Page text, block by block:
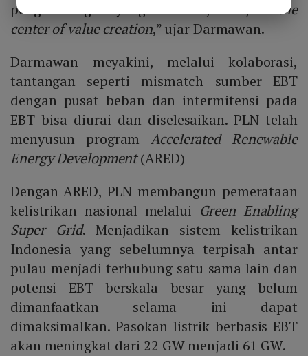
pengembangan yang terbatas, menjadi
the
center of value creation,” ujar Darmawan.
Darmawan meyakini, melalui kolaborasi,
tantangan seperti mismatch sumber EBT
dengan pusat beban dan intermitensi pada
EBT bisa diurai dan diselesaikan. PLN telah
menyusun programAccelerated Renewable
Energy Development(ARED)
Dengan ARED, PLN membangun pemerataan
kelistrikan nasional melalui Green Enabling
Super Grid. Menjadikan sistem kelistrikan
Indonesia yang sebelumnya terpisah antar
pulau menjadi terhubung satu sama lain dan
potensi EBT berskala besar yang belum
dimanfaatkan selama ini dapat
dimaksimalkan. Pasokan listrik berbasis EBT
akan meningkat dari 22 GW menjadi 61 GW.